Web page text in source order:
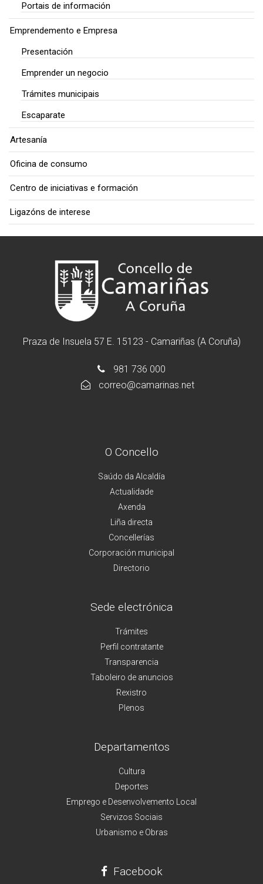
Portais de información
Emprendemento e Empresa
Presentación
Emprender un negocio
Trámites municipais
Escaparate
Artesanía
Oficina de consumo
Centro de iniciativas e formación
Ligazóns de interese
Praza de Insuela 57 E. 15123 - Camariñas (A Coruña)
981 736 000
correo@camarinas.net
O Concello
Saúdo da Alcaldía
Actualidade
Axenda
Liña directa
Concellerías
Corporación municipal
Directorio
Sede electrónica
Trámites
Perfil contratante
Transparencia
Taboleiro de anuncios
Rexistro
Plenos
Departamentos
Cultura
Deportes
Emprego e Desenvolvemento Local
Servizos Sociais
Urbanismo e Obras
Facebook